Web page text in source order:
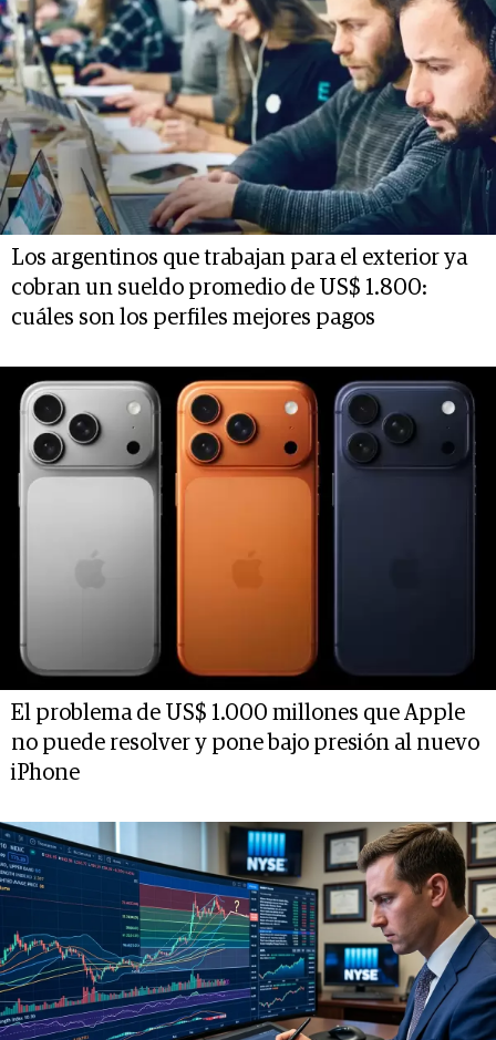
Los argentinos que trabajan para el exterior ya
cobran un sueldo promedio de US$ 1.800:
cuáles son los perfiles mejores pagos
El problema de US$ 1.000 millones que Apple
no puede resolver y pone bajo presión al nuevo
iPhone